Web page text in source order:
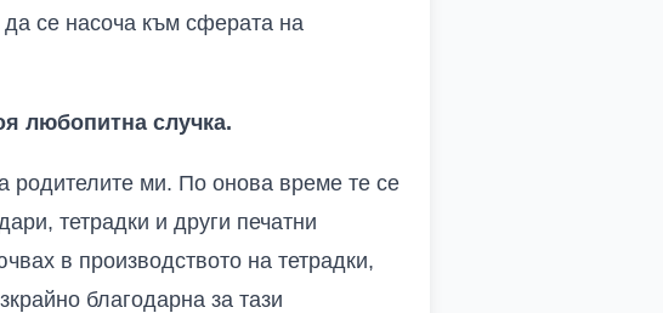
се насоча към сферата на
любопитна случка.
родителите ми. По онова време те се
тетрадки и други печатни
в производството на тетрадки,
благодарна за тази